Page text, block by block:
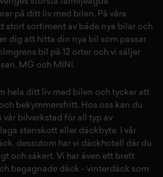
på ditt liv med bilen. På våra
stort sortiment av både nya bilar och
dig att hitta din nya bil som passar
bil på 12 orter och vi säljer
, MG och MINI.
hela ditt liv med bilen och tycker att
bekymmersfritt. Hos oss kan du
vår bilverkstad för all typ av
laga stenskott eller däckbyte. I vår
, dessutom har vi däckhotell där du
och säkert. Vi har även ett brett
begagnade däck - vinterdäck som